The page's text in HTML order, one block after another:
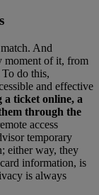
And
moment of it, from
do this,
and effective
a ticket online, a
through the
access
temporary
either way, they
information, is
is always